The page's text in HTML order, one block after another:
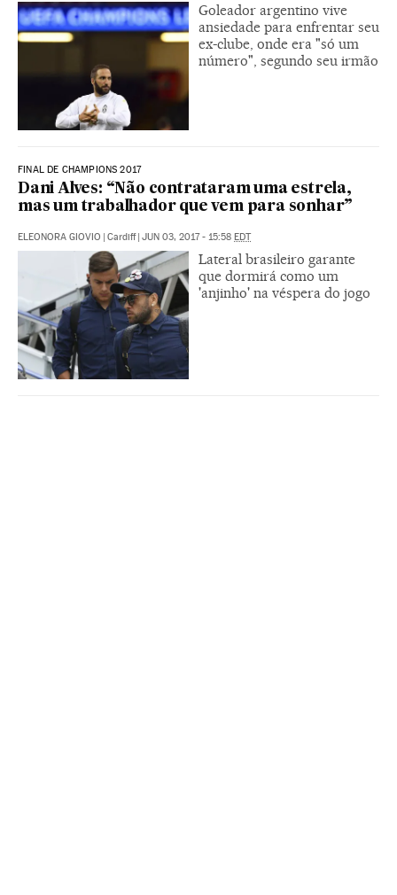
Goleador argentino vive
ansiedade para enfrentar seu
ex-clube, onde era "só um
número", segundo seu irmão
FINAL DE CHAMPIONS 2017
Dani Alves: “Não contrataram uma estrela,
mas um trabalhador que vem para sonhar”
ELEONORA GIOVIO | Cardiff | JUN 03, 2017 - 15:58 EDT
Lateral brasileiro garante
que dormirá como um
'anjinho' na véspera do jogo